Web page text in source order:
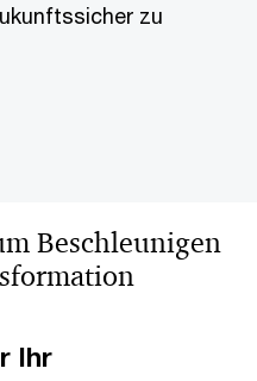
zu
Beschleunigen
Ihr